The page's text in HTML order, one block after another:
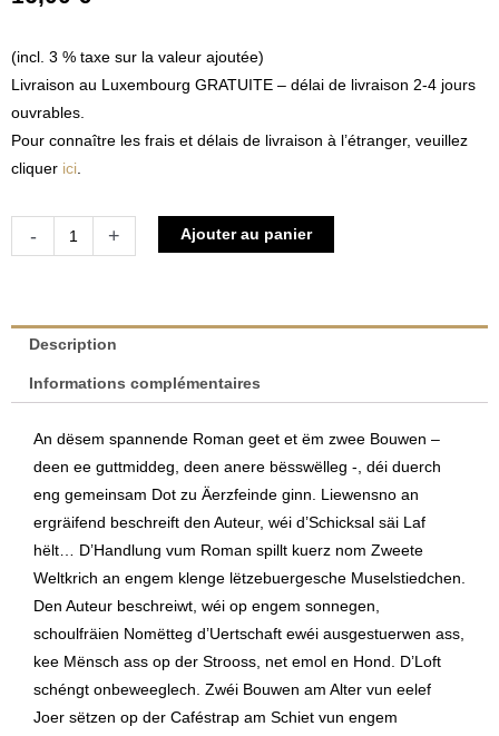
(incl. 3 % taxe sur la valeur ajoutée)
Livraison au Luxembourg GRATUITE – délai de livraison 2-4 jours
ouvrables.
Pour connaître les frais et délais de livraison à l’étranger, veuillez
cliquer ici.
-
quantité
gleewe
Schadeck
+ Ajouter au panier
Description
Informations complémentaires
An dësem spannende Roman geet et ëm zwee Bouwen –
deen ee guttmiddeg, deen anere bësswëlleg -, déi duerch
eng gemeinsam Dot zu Äerzfeinde ginn. Liewensno an
ergräifend beschreift den Auteur, wéi d’Schicksal säi Laf
hëlt… D’Handlung vum Roman spillt kuerz nom Zweete
Weltkrich an engem klenge lëtzebuergesche Muselstiedchen.
Den Auteur beschreiwt, wéi op engem sonnegen,
schoulfräien Nomëtteg d’Uertschaft ewéi ausgestuerwen ass,
kee Mënsch ass op der Strooss, net emol en Hond. D’Loft
schéngt onbeweeglech. Zwéi Bouwen am Alter vun eelef
Joer sëtzen op der Caféstrap am Schiet vun engem